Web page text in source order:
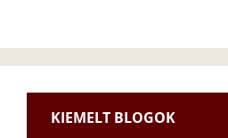
KIEMELT BLOGOK